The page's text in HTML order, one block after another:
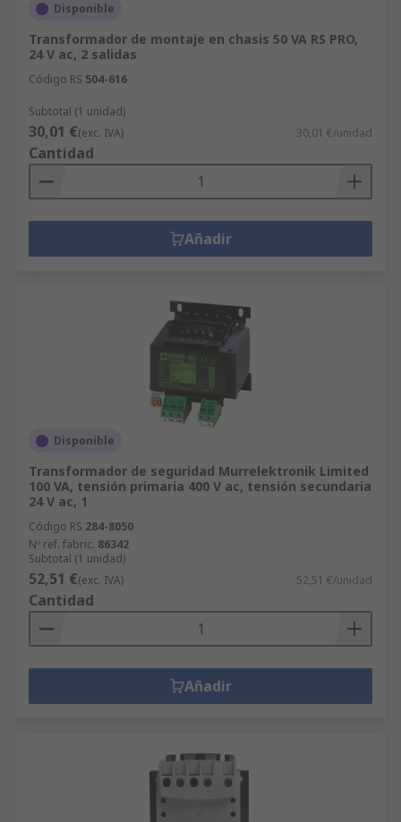
Disponible
Transformador de montaje en chasis 50 VA RS PRO,
24 V ac, 2 salidas
Código RS 504-616
Subtotal (1 unidad)
30,01 €(exc. IVA) 30,01 €/unidad
Cantidad
Añadir
Disponible
Transformador de seguridad Murrelektronik Limited
100 VA, tensión primaria 400 V ac, tensión secundaria
24 V ac, 1
Código RS 284-8050
Nº ref. fabric. 86342
Subtotal (1 unidad)
52,51 €(exc. IVA) 52,51 €/unidad
Cantidad
Añadir